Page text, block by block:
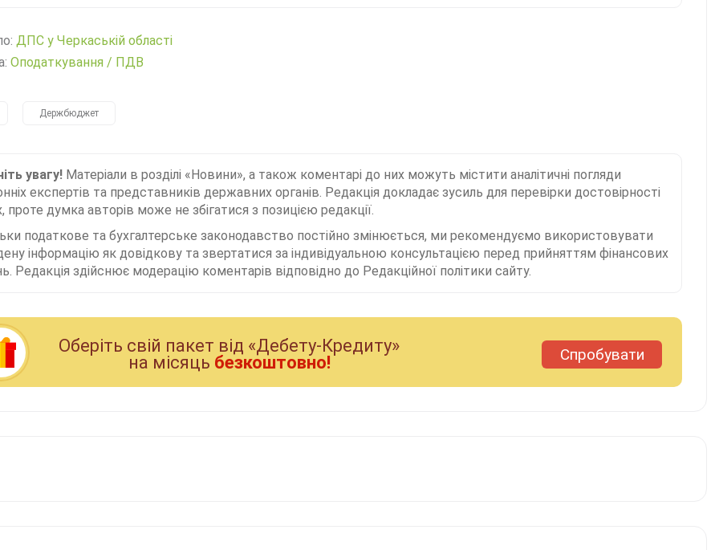
ДПС у Черкаській області
Оподаткування / ПДВ
Держбюджет
увагу! Матеріали в розділі «Новини», а також коментарі до них можуть містити аналітичні погляди
експертів та представників державних органів. Редакція докладає зусиль для перевірки достовірності
проте думка авторів може не збігатися з позицією редакції.
податкове та бухгалтерське законодавство постійно змінюється, ми рекомендуємо використовувати
інформацію як довідкову та звертатися за індивідуальною консультацією перед прийняттям фінансових
Редакція здійснює модерацію коментарів відповідно до Редакційної політики сайту.
Оберiть свiй пакет вiд «Дебету-Кредиту»
на мiсяць безкоштовно! Спробувати